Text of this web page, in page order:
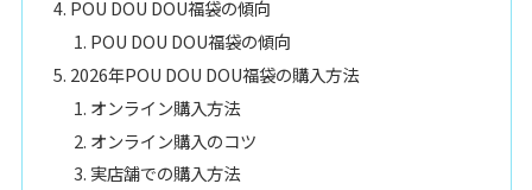
POU DOU DOU福袋の傾向
POU DOU DOU福袋の傾向
2026年POU DOU DOU福袋の購入方法
オンライン購入方法
オンライン購入のコツ
実店舗での購入方法